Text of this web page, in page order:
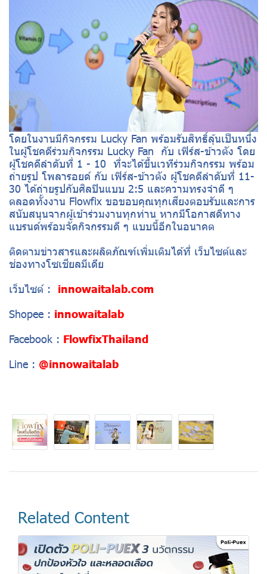
โดยในงานมีกิจกรรม Lucky Fan พร้อมรับสิทธิ์ลุ้นเป็นหนึ่ง
ในผู้โชคดีร่วมกิจกรรม Lucky Fan กับ เฟิร์ส-ข้าวตัง โดย
ผู้โชคดีลำดับที่ 1 - 10 ที่จะได้ขึ้นเวทีร่วมกิจกรรม พร้อม
ถ่ายรูป โพลารอยด์ กับ เฟิร์ส-ข้าวตัง ผู้โชคดีลำดับที่ 11-
30 ได้ถ่ายรูปกับศิลปินแบบ 2:5 และความทรงจำดี ๆ
ตลอดทั้งงาน Flowfix ขอขอบคุณทุกเสียงตอบรับและการ
สนับสนุนจากผู้เข้าร่วมงานทุกท่าน หากมีโอกาสดีทาง
แบรนด์พร้อมจัดกิจกรรมดี ๆ แบบนี้อีกในอนาคต
ติดตามข่าวสารและผลิตภัณฑ์เพิ่มเติมได้ที่ เว็บไซต์และ
ช่องทางโซเชียลมีเดีย
เว็บไซต์ : innowaitalab.com
Shopee : innowaitalab
Facebook : FlowfixThailand
Line : @innowaitalab
Related Content